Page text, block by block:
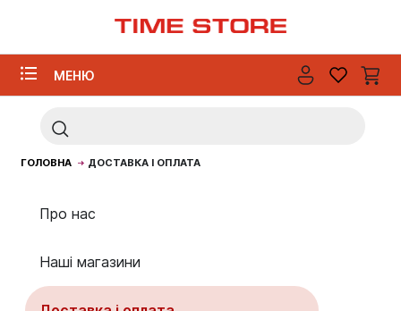
МЕНЮ
ГОЛОВНА ДОСТАВКА І ОПЛАТА
Про нас
Наші магазини